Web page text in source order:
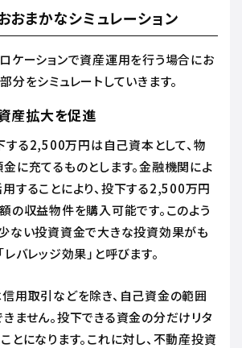
おまかなシミュレーション
ケーションで資産運用を行う場合にお
分をシミュレートしていきます。
産拡大を促進
る2,500万円は自己資本として、物
に充てるものとします。金融機関によ
することにより、投下する2,500万円
の収益物件を購入可能です。このよう
ない投資資金で大きな投資効果がも
バレッジ効果」と呼びます。
用取引などを除き、自己資金の範囲
ません。投下できる資金の分だけリタ
とになります。これに対し、不動産投資